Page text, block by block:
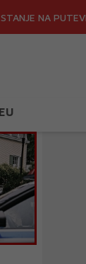
STANJE NA
EU